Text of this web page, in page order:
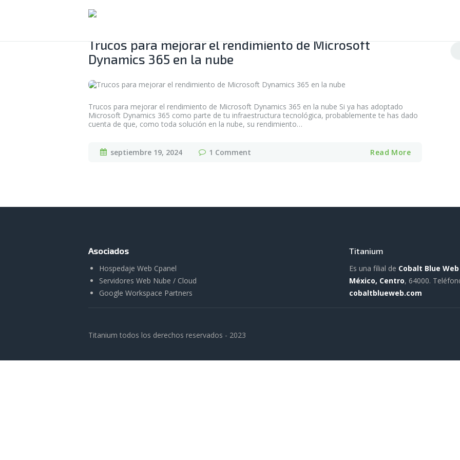
Trucos para mejorar el rendimiento de Microsoft
Dynamics 365 en la nube
Trucos para mejorar el rendimiento de Microsoft Dynamics 365 en la nube Si ya has adoptado
Microsoft Dynamics 365 como parte de tu infraestructura tecnológica, probablemente te has dado
cuenta de que, como toda solución en la nube, su rendimiento…
septiembre 19, 2024 1 Comment Read More
Asociados
Hospedaje Web Cpanel
Servidores Web Nube / Cloud
Google Workspace Partners
Titanium
Es una filial de Cobalt Blue Web
México, Centro, 64000.
cobaltblueweb.com
Titanium todos los derechos reservados - 2023